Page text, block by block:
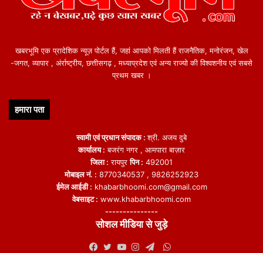
खबरभूमि एक प्रादेशिक न्यूज़ पोर्टल हैं, जहां आपको मिलती हैं राजनैतिक, मनोरंजन, खेल
-जगत, व्यापार , अंर्राष्ट्रीय, छत्तीसगढ़ , मध्याप्रदेश एवं अन्य राज्यो की विश्वशनीय एवं सबसे
प्रथम खबर ।
हमारा पता
स्वामी एवं प्रधान संपादक :श्री. अजय दुबे
कार्यालय : बजरंग नगर , आमपारा बाज़ार
जिला : रायपुरपिन : 492001
मोबाइल नं. : 8770340537 , 9826252923
ईमेल आईडी : khabarbhoomi.com@gmail.com
वेबसाइट : www.khabarbhoomi.com
---------------
सोशल मीडिया से जुड़े
WhatsApp